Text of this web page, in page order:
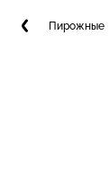
Пирожные